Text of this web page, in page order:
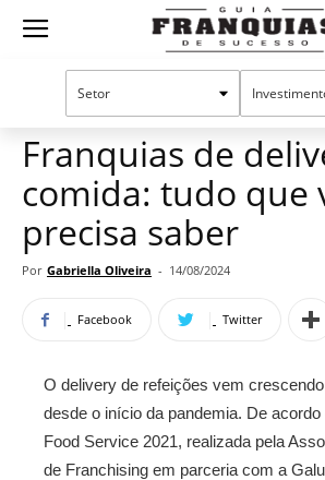
Guia
Oportunidades e tendências
Franquias de
comida: tudo que
precisa saber
Por Gabriella Oliveira - 14/08/2024
Facebook Twitter
O delivery de refeições vem
desde o início da pandemia. De
Food Service 2021, realizada pela
de Franchising em parceria com a